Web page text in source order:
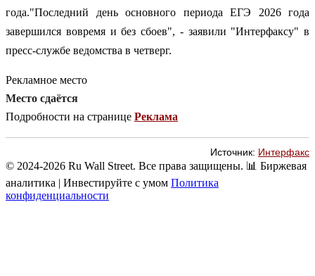
года."Последний день основного периода ЕГЭ 2026 года
завершился вовремя и без сбоев", - заявили "Интерфаксу" в
пресс-службе ведомства в четверг.
Рекламное место
Место сдаётся
Подробности на странице Реклама
Источник: Интерфакс
© 2024-2026 Ru Wall Street. Все права защищены. 📊 Биржевая
аналитика | Инвестируйте с умом Политика
конфиденциальности